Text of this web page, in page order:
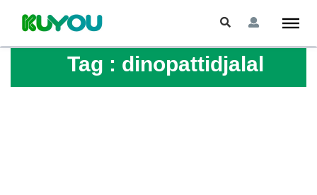
Tag : dinopattidjalal